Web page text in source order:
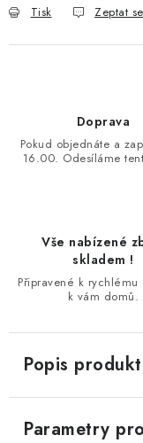
Tisk Zeptat se
Doprava
Pokud objednáte a
16.00. Odesíláme
Vše nabízené
skladem !
Připravené k rychlému
k vám domů.
Popis
Parametry